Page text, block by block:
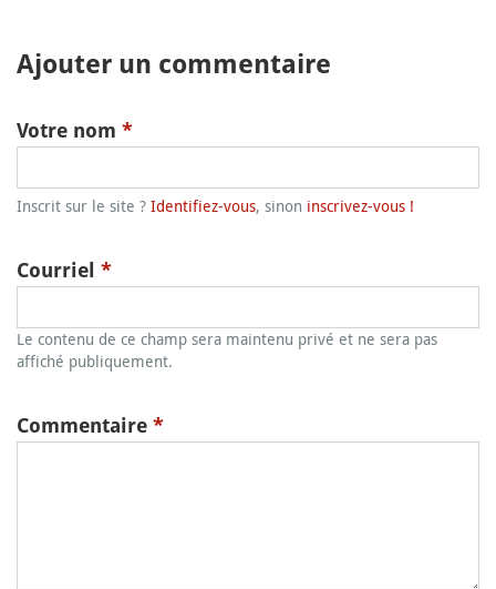
Ajouter un commentaire
Votre nom *
Inscrit sur le site ? Identifiez-vous, sinon inscrivez-vous !
Courriel *
Le contenu de ce champ sera maintenu privé et ne sera pas
affiché publiquement.
Commentaire *